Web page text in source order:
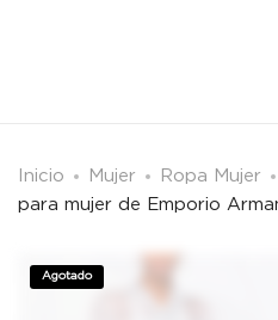
Inicio Mujer Ropa Mujer
para mujer de Emporio
Agotado